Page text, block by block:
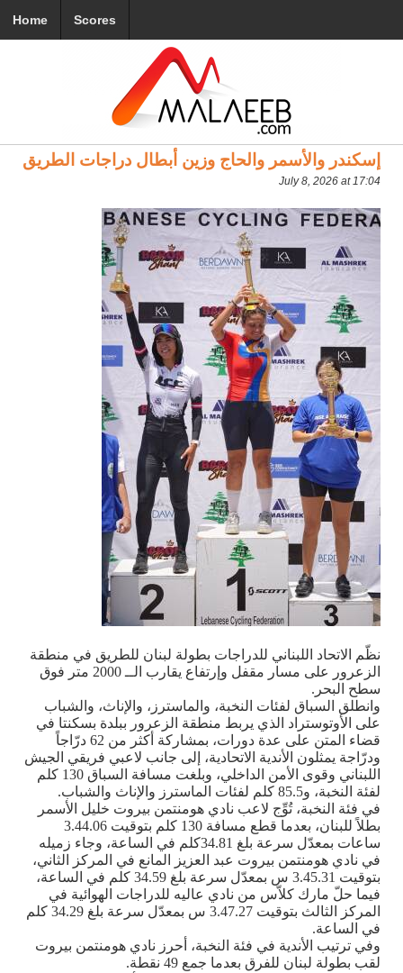
Home Scores
إسكندر والأسمر والحاج وزين أبطال دراجات الطريق
July 8, 2026 at 17:04
نظّم الاتحاد اللبناني للدراجات بطولة لبنان للطريق في منطقة
الزعرور على مسار مقفل وإرتفاع يقارب الــ 2000 متر فوق
سطح البحر .
وانطلق السباق لفئات النخبة، والماسترز، والإناث، والشباب
على الأوتوستراد الذي يربط منطقة الزعرور ببلدة بسكنتا في
قضاء المتن على عدة دورات، بمشاركة أكثر من 62 درّاجاً
ودرّاجة يمثلون الأندية الاتحادية، إلى جانب لاعبي فريقي الجيش
اللبناني وقوى الأمن الداخلي، وبلغت مسافة السباق 130 كلم
لفئة النخبة، و85.5 كلم لفئات الماسترز والإناث والشباب
.
في فئة النخبة، تُوِّج لاعب نادي هومنتمن بيروت خليل الأسمر
بطلاً للبنان، بعدما قطع مسافة 130 كلم بتوقيت 3.44.06
ساعات بمعدّل سرعة بلغ 34.81كلم في الساعة، وجاء زميله
في نادي هومنتمن بيروت عبد العزيز المانع في المركز الثاني،
بتوقيت 3.45.31 س بمعدّل سرعة بلغ 34.59 كلم في الساعة،
فيما حلّ مارك كلاّس من نادي عاليه للدراجات الهوائية في
المركز الثالث بتوقيت 3.47.27 س بمعدّل سرعة بلغ 34.29 كلم
في الساعة.
وفي ترتيب الأندية في فئة النخبة، أحرز نادي هومنتمن بيروت
لقب بطولة لبنان للفرق بعدما جمع 49 نقطة
.